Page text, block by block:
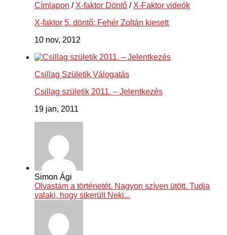
Címlapon / X-faktor Döntő / X-Faktor videók
X-faktor 5. döntő: Fehér Zoltán kiesett
10 nov, 2012
Csillag Születik Válogatás
Csillag születik 2011. – Jelentkezés
19 jan, 2011
Simon Ági
Olvastam a történetét. Nagyon szíven ütött. Tudja
valaki, hogy sikerült Neki...